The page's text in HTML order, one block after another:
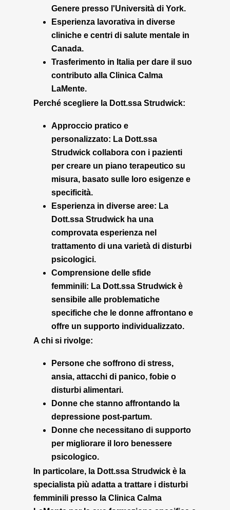
Genere presso l'Università di York.
Esperienza lavorativa in diverse
cliniche e centri di salute mentale in
Canada.
Trasferimento in Italia per dare il suo
contributo alla Clinica Calma
LaMente.
Perché scegliere la Dott.ssa Strudwick:
Approccio pratico e
personalizzato: La Dott.ssa
Strudwick collabora con i pazienti
per creare un piano terapeutico su
misura, basato sulle loro esigenze e
specificità.
Esperienza in diverse aree: La
Dott.ssa Strudwick ha una
comprovata esperienza nel
trattamento di una varietà di disturbi
psicologici.
Comprensione delle sfide
femminili: La Dott.ssa Strudwick è
sensibile alle problematiche
specifiche che le donne affrontano e
offre un supporto individualizzato.
A chi si rivolge:
Persone che soffrono di stress,
ansia, attacchi di panico, fobie o
disturbi alimentari.
Donne che stanno affrontando la
depressione post-partum.
Donne che necessitano di supporto
per migliorare il loro benessere
psicologico.
In particolare, la Dott.ssa Strudwick è la
specialista più adatta a trattare i disturbi
femminili presso la Clinica Calma